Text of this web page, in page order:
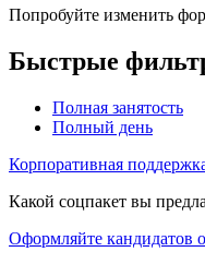
Попробуйте изменить
Быстрые
Полная занятость
Полный день
Корпоративная
Какой соцпакет вы
Оформляйте кандидатов